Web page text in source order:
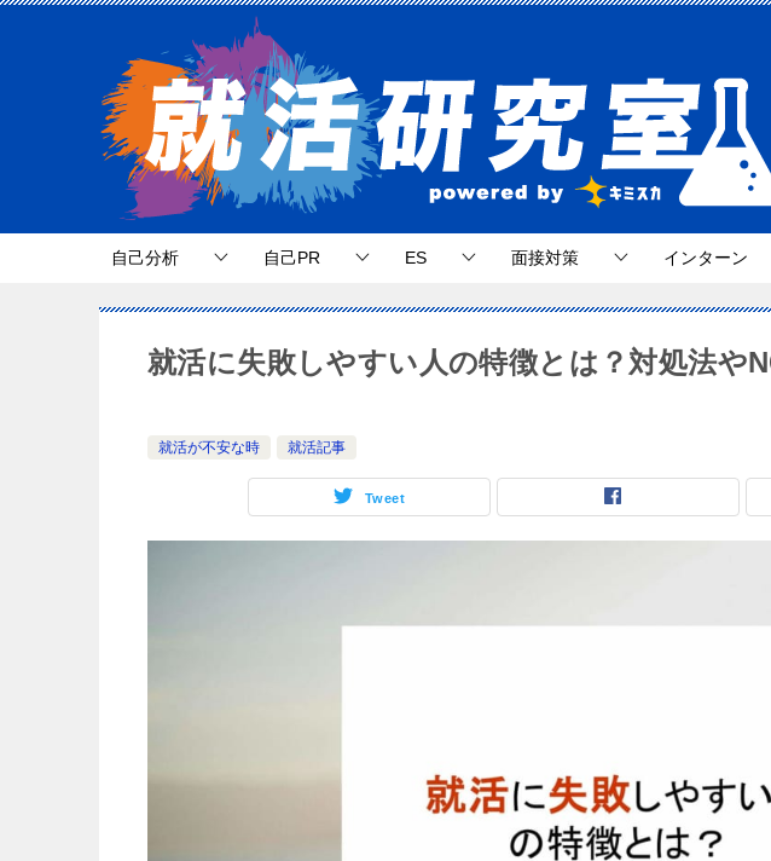
自己分析 自己PR ES 面接対策 インターン
就活に失敗しやすい人の特徴とは？対処法や
就活が不安な時 就活記事
Tweet